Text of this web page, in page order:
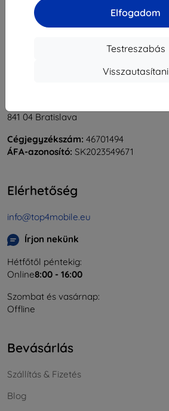
Elfogadom
Testreszabás
Visszautasítani
841 04 Bratislava
Cégjegyzékszám: 46701494
ÁFA-azonosító: SK2023549671
Elérhetőség
info@top4mobile.eu
Írjon nekünk
Hétfőtől péntekig:
Online8:00 - 16:00
Szombat és vasárnap:
Offline
Bevásárlás
Szállítás & Fizetés
Blog